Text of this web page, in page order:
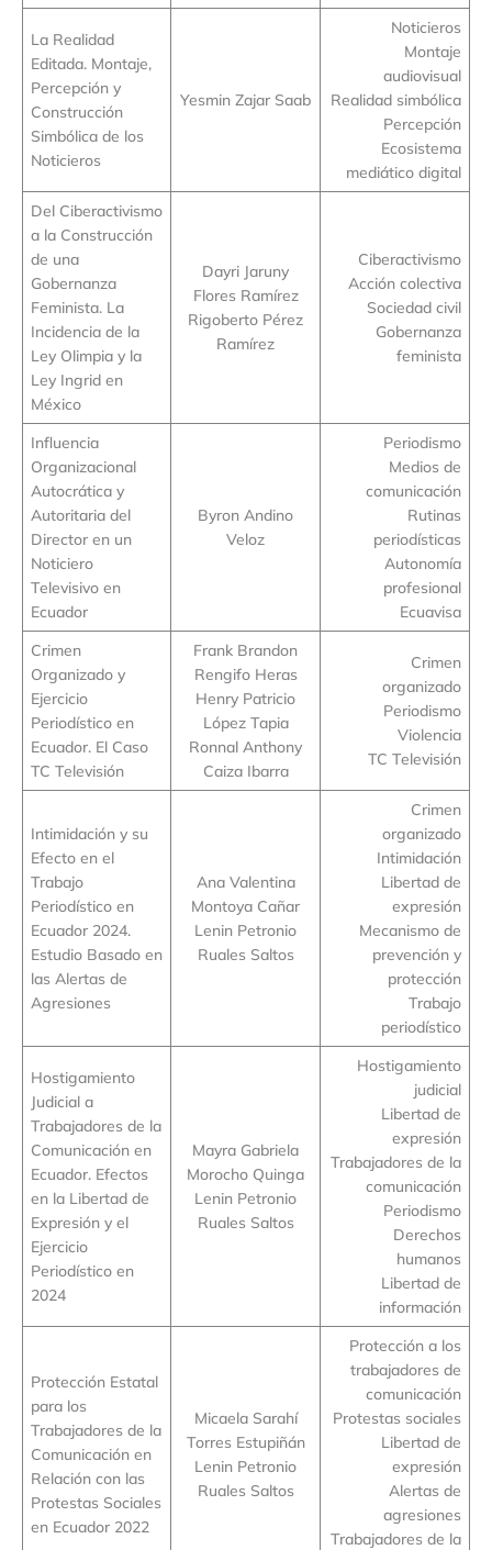
La Realidad
Editada. Montaje,
Percepción y
Construcción
Simbólica de los
Noticieros
Yesmin Zajar Saab
Noticieros
Montaje
audiovisual
Realidad simbólica
Percepción
Ecosistema
mediático digital
Del Ciberactivismo
a la Construcción
de una
Gobernanza
Feminista. La
Incidencia de la
Ley Olimpia y la
Ley Ingrid en
México
Dayri Jaruny
Flores Ramírez
Rigoberto Pérez
Ramírez
Ciberactivismo
Acción colectiva
Sociedad civil
Gobernanza
feminista
Influencia
Organizacional
Autocrática y
Autoritaria del
Director en un
Noticiero
Televisivo en
Ecuador
Byron Andino
Veloz
Periodismo
Medios de
comunicación
Rutinas
periodísticas
Autonomía
profesional
Ecuavisa
Crimen
Organizado y
Ejercicio
Periodístico en
Ecuador. El Caso
TC Televisión
Frank Brandon
Rengifo Heras
Henry Patricio
López Tapia
Ronnal Anthony
Caiza Ibarra
Crimen
organizado
Periodismo
Violencia
TC Televisión
Intimidación y su
Efecto en el
Trabajo
Periodístico en
Ecuador 2024.
Estudio Basado en
las Alertas de
Agresiones
Ana Valentina
Montoya Cañar
Lenin Petronio
Ruales Saltos
Crimen
organizado
Intimidación
Libertad de
expresión
Mecanismo de
prevención y
protección
Trabajo
periodístico
Hostigamiento
Judicial a
Trabajadores de la
Comunicación en
Ecuador. Efectos
en la Libertad de
Expresión y el
Ejercicio
Periodístico en
2024
Mayra Gabriela
Morocho Quinga
Lenin Petronio
Ruales Saltos
Hostigamiento
judicial
Libertad de
expresión
Trabajadores de la
comunicación
Periodismo
Derechos
humanos
Libertad de
información
Protección Estatal
para los
Trabajadores de la
Comunicación en
Relación con las
Protestas Sociales
en Ecuador 2022
Micaela Sarahí
Torres Estupiñán
Lenin Petronio
Ruales Saltos
Protección a los
trabajadores de
comunicación
Protestas sociales
Libertad de
expresión
Alertas de
agresiones
Trabajadores de la